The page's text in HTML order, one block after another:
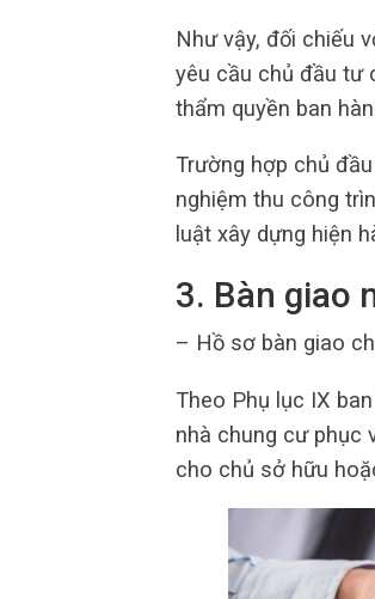
Như vậy, đối chiếu
yêu cầu chủ đầu tư
thẩm quyền ban
Trường hợp chủ
nghiệm thu công
luật xây dựng hiện
3. Bàn giao
– Hồ sơ bàn giao
Theo Phụ lục IX
nhà chung cư phục
cho chủ sở hữu